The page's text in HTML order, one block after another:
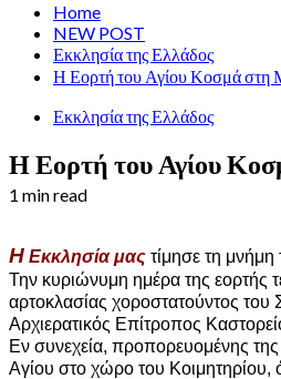
Home
NEW POST
Εκκλησία της Ελλάδος
Η Εορτή του Αγίου Κοσμά
Εκκλησία της Ελλάδος
Η Εορτή του Αγίου
1 min read
Η Εκκλησία μας τίμησε τη
Την κυριώνυμη ημέρα της εορτής
αρτοκλασίας χοροστατούντος του
Αρχιερατικός Επίτροπος
Εν συνεχεία, προπορευομένης
Αγίου στο χώρο του Κοιμητηρίου,